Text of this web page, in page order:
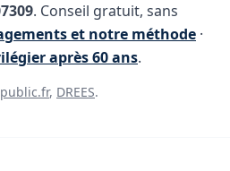
. Conseil gratuit, sans
et notre méthode ·
après 60 ans.
, DREES.